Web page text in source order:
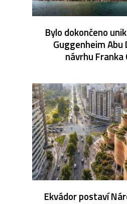
Bylo dokončeno
Guggenheim Abu
návrhu Franka
Ekvádor postaví